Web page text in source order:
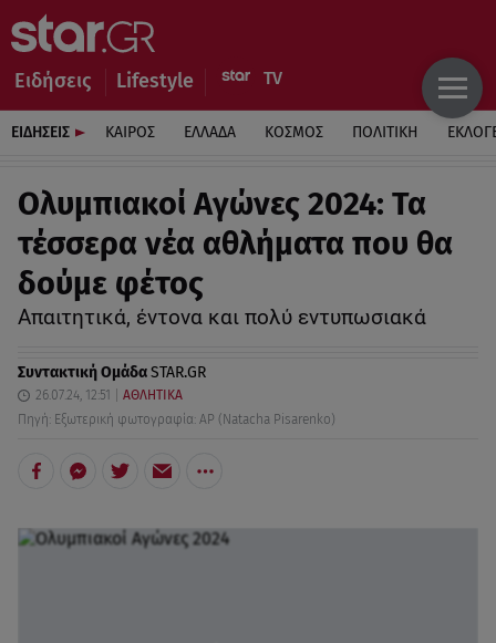
Ειδήσεις Lifestyle
ΕΙΔΗΣΕΙΣ ΚΑΙΡΟΣ ΕΛΛΑΔΑ ΚΟΣΜΟΣ ΠΟΛΙΤΙΚΗ
Ολυμπιακοί Αγώνες 2024: Τα
τέσσερα νέα αθλήματα που θα
δούμε φέτος
Απαιτητικά, έντονα και πολύ εντυπωσιακά
Συντακτική ΟμάδαSTAR.GR
26.07.24, 12:51
ΑΘΛΗΤΙΚΑ
Πηγή: Εξωτερική φωτογραφία: AP (Natacha Pisarenko)